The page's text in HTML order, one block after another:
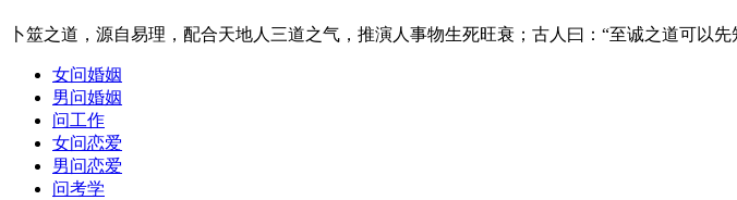
卜筮之道，源自易理，配合天地人三道之气，推演人事物生死旺衰；古人曰：“至诚之道可以先
女问婚姻
男问婚姻
问工作
女问恋爱
男问恋爱
问考学